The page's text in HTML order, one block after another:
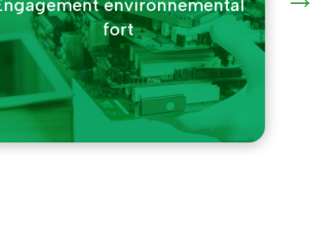
besoins